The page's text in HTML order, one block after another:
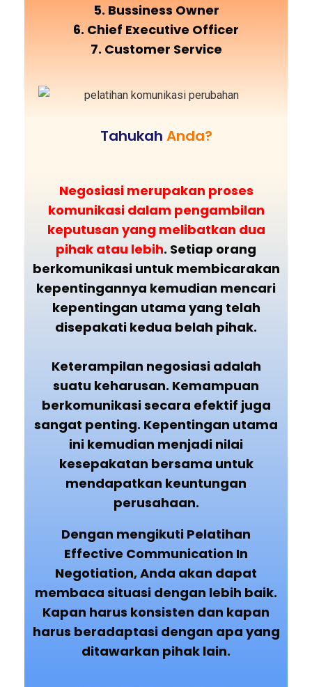
5. Bussiness Owner
6. Chief Executive Officer
7. Customer Service
Tahukah Anda?
Negosiasi merupakan proses
komunikasi dalam pengambilan
keputusan yang melibatkan dua
pihak atau lebih. Setiap orang
berkomunikasi untuk membicarakan
kepentingannya kemudian mencari
kepentingan utama yang telah
disepakati kedua belah pihak.
Keterampilan negosiasi adalah
suatu keharusan. Kemampuan
berkomunikasi secara efektif juga
sangat penting. Kepentingan utama
ini kemudian menjadi nilai
kesepakatan bersama untuk
mendapatkan keuntungan
perusahaan.
Dengan mengikuti Pelatihan
Effective Communication In
Negotiation, Anda akan dapat
membaca situasi dengan lebih baik.
Kapan harus konsisten dan kapan
harus beradaptasi dengan apa yang
ditawarkan pihak lain.